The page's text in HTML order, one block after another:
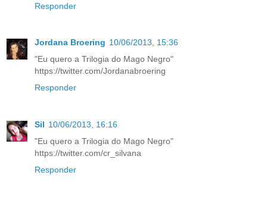
Responder
Jordana Broering 10/06/2013, 15:36
"Eu quero a Trilogia do Mago Negro"
https://twitter.com/Jordanabroering
Responder
Sil 10/06/2013, 16:16
"Eu quero a Trilogia do Mago Negro"
https://twitter.com/cr_silvana
Responder